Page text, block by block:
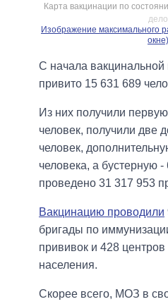
Карта вакцинации по
дело
Изображение максимального
окне)
С начала
привито 15 631 689
Из них получили
человек, получили две
человек,
человека, а бустерную
проведено 31 317 953
Вакцинацию проводили
бригады по
прививок и 428
населения.
Скорее всего, МОЗ в